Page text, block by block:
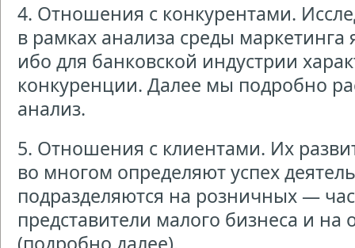
4. Отношения с конкурентами.
в рамках анализа среды
ибо для банковской индустрии
конкуренции. Далее мы подробно
анализ.
5. Отношения с клиентами. Их
во многом определяют успех
подразделяются на розничных —
представители малого бизнеса и